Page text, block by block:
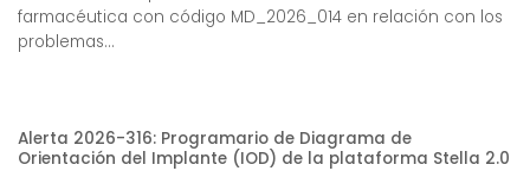
farmacéutica con código MD_2026_014 en relación con los
problemas...
Alerta 2026-316: Programario de Diagrama de
Orientación del Implante (IOD) de la plataforma Stella 2.0